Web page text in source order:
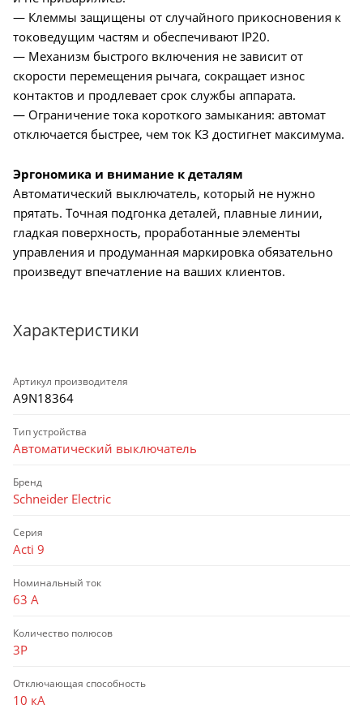
— Клеммы защищены от случайного прикосновения к
токоведущим частям и обеспечивают IP20.
— Механизм быстрого включения не зависит от
скорости перемещения рычага, сокращает износ
контактов и продлевает срок службы аппарата.
— Ограничение тока короткого замыкания: автомат
отключается быстрее, чем ток КЗ достигнет максимума.
Эргономика и внимание к деталям
Автоматический выключатель, который не нужно
прятать. Точная подгонка деталей, плавные линии,
гладкая поверхность, проработанные элементы
управления и продуманная маркировка обязательно
произведут впечатление на ваших клиентов.
Характеристики
Артикул производителя
A9N18364
Тип устройства
Автоматический выключатель
Бренд
Schneider Electric
Серия
Acti 9
Номинальный ток
63 А
Количество полюсов
3P
Отключающая способность
10 кА